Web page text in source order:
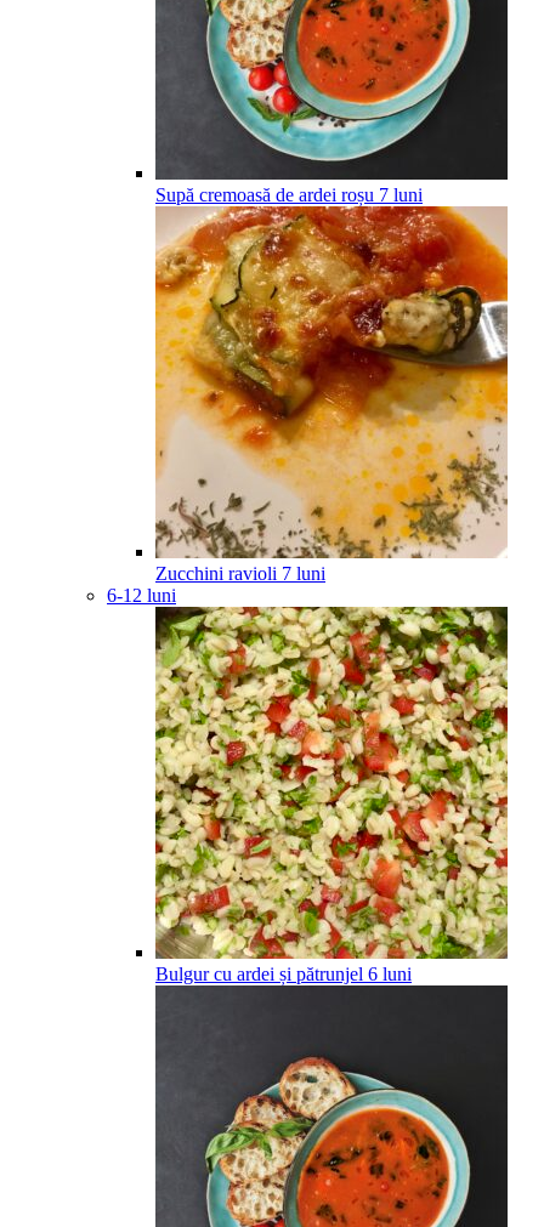
Supă cremoasă de ardei roșu 7 luni
Zucchini ravioli 7 luni
6-12 luni
Bulgur cu ardei și pătrunjel 6 luni